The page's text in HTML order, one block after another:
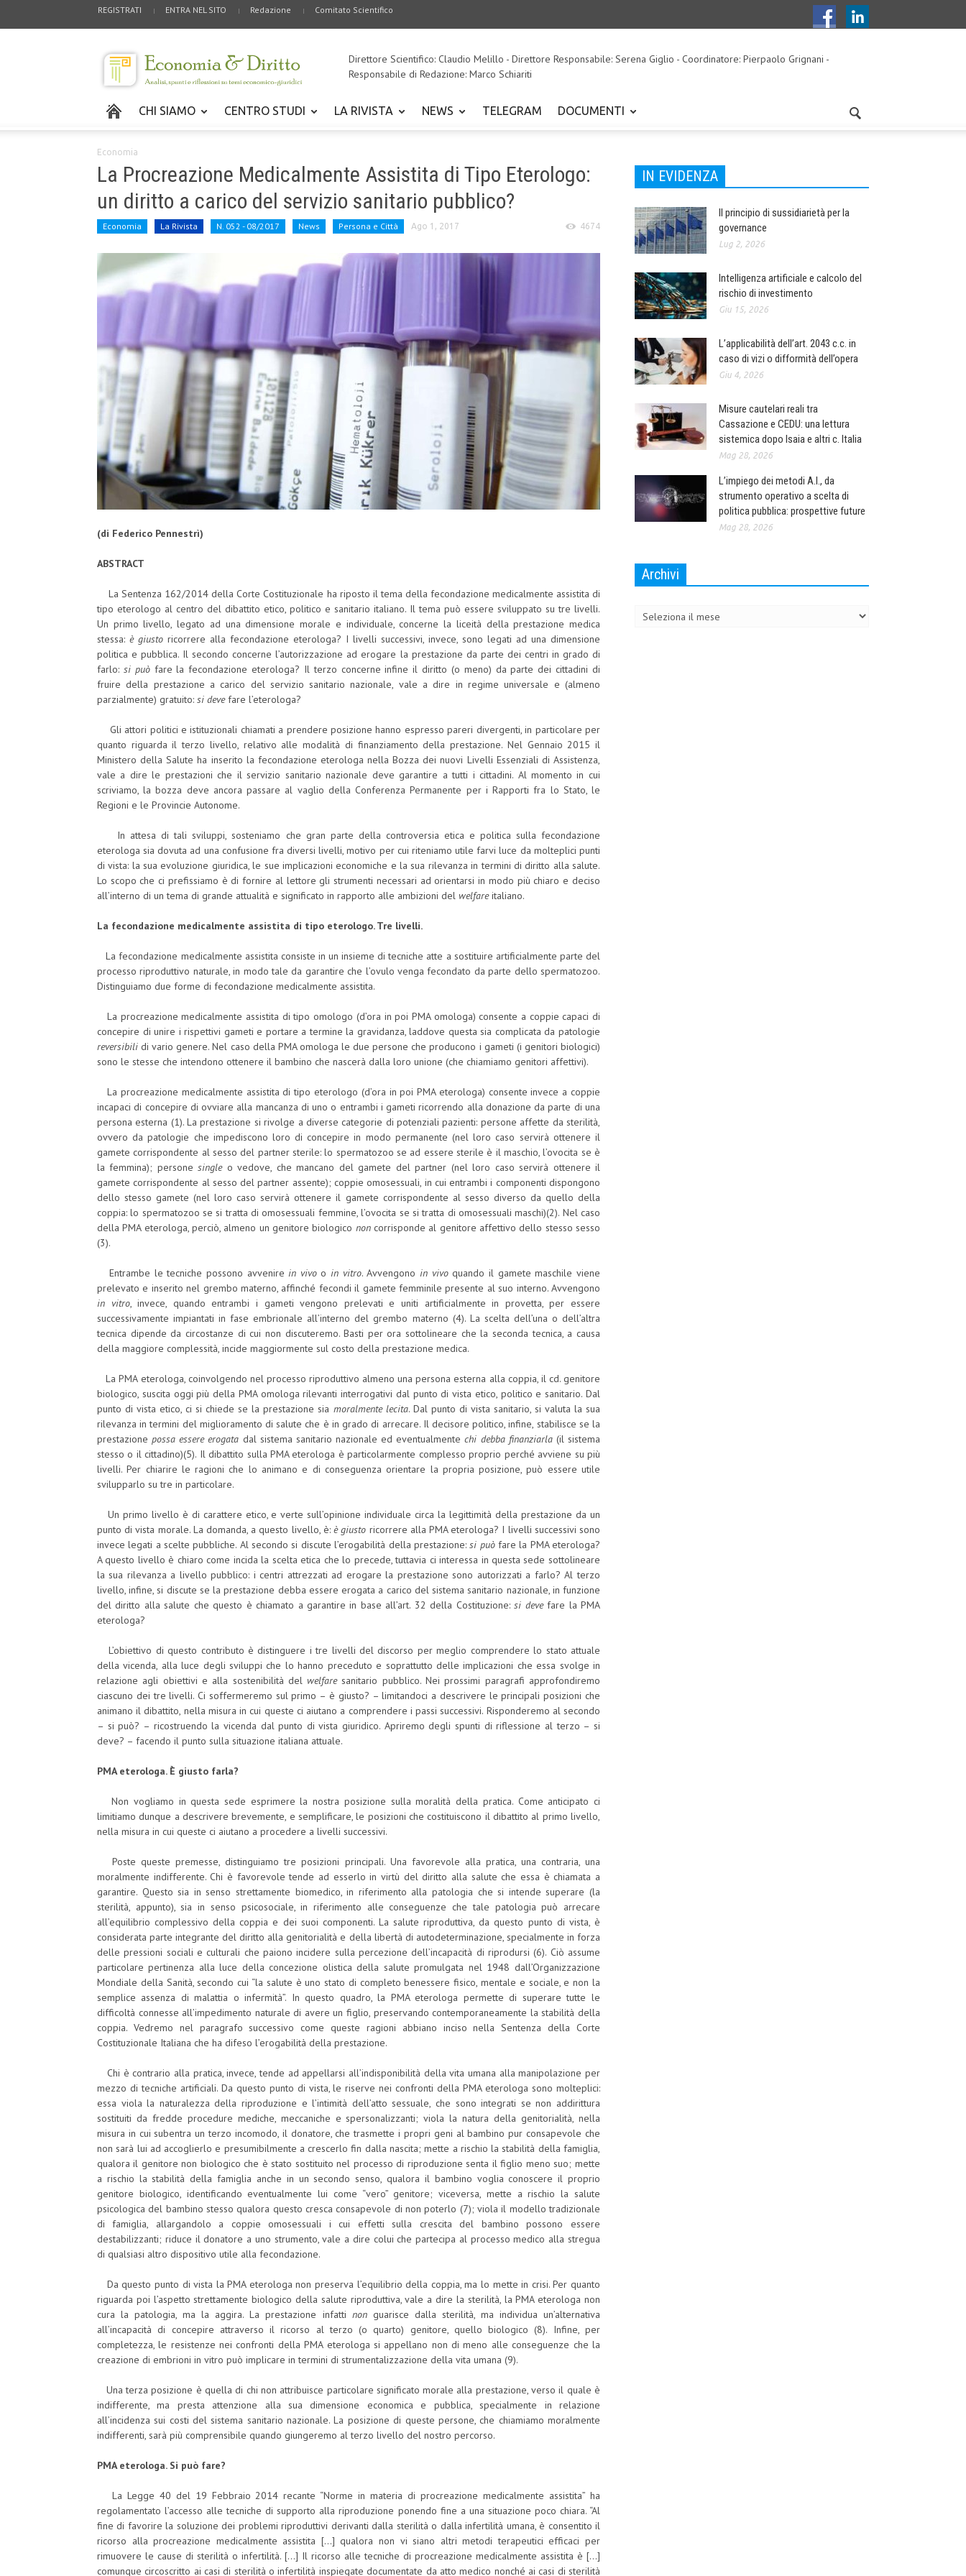
REGISTRATI ENTRA NEL SITO Redazione Comitato Scientifico
Direttore Scientifico: Claudio Melillo - Direttore Responsabile: Serena Giglio - Coordinatore: Pierpaolo Grignani -
Responsabile di Redazione: Marco Schiariti
CHI SIAMO CENTRO STUDI LA RIVISTA NEWS TELEGRAM DOCUMENTI
Economia
La Procreazione Medicalmente Assistita di Tipo Eterologo:
un diritto a carico del servizio sanitario pubblico?
Economia La Rivista N. 052 - 08/2017 News Persona e Città Ago 1, 2017 4674
(di Federico Pennestrì)
ABSTRACT
La Sentenza 162/2014 della Corte Costituzionale ha riposto il tema della fecondazione medicalmente assistita di
tipo eterologo al centro del dibattito etico, politico e sanitario italiano. Il tema può essere sviluppato su tre livelli.
Un primo livello, legato ad una dimensione morale e individuale, concerne la liceità della prestazione medica
stessa: è giusto ricorrere alla fecondazione eterologa? I livelli successivi, invece, sono legati ad una dimensione
politica e pubblica. Il secondo concerne l’autorizzazione ad erogare la prestazione da parte dei centri in grado di
farlo: si può fare la fecondazione eterologa? Il terzo concerne infine il diritto (o meno) da parte dei cittadini di
fruire della prestazione a carico del servizio sanitario nazionale, vale a dire in regime universale e (almeno
parzialmente) gratuito: si devefare l’eterologa?
Gli attori politici e istituzionali chiamati a prendere posizione hanno espresso pareri divergenti, in particolare per
quanto riguarda il terzo livello, relativo alle modalità di finanziamento della prestazione. Nel Gennaio 2015 il
Ministero della Salute ha inserito la fecondazione eterologa nella Bozza dei nuovi Livelli Essenziali di Assistenza,
vale a dire le prestazioni che il servizio sanitario nazionale deve garantire a tutti i cittadini. Al momento in cui
scriviamo, la bozza deve ancora passare al vaglio della Conferenza Permanente per i Rapporti fra lo Stato, le
Regioni e le Provincie Autonome.
In attesa di tali sviluppi, sosteniamo che gran parte della controversia etica e politica sulla fecondazione
eterologa sia dovuta ad una confusione fra diversi livelli, motivo per cui riteniamo utile farvi luce da molteplici punti
di vista: la sua evoluzione giuridica, le sue implicazioni economiche e la sua rilevanza in termini di diritto alla salute.
Lo scopo che ci prefissiamo è di fornire al lettore gli strumenti necessari ad orientarsi in modo più chiaro e deciso
all’interno di un tema di grande attualità e significato in rapporto alle ambizioni del welfareitaliano.
La fecondazione medicalmente assistita di tipo eterologo. Tre livelli.
La fecondazione medicalmente assistita consiste in un insieme di tecniche atte a sostituire artificialmente parte del
processo riproduttivo naturale, in modo tale da garantire che l’ovulo venga fecondato da parte dello spermatozoo.
Distinguiamo due forme di fecondazione medicalmente assistita.
La procreazione medicalmente assistita di tipo omologo (d’ora in poi PMA omologa) consente a coppie capaci di
concepire di unire i rispettivi gameti e portare a termine la gravidanza, laddove questa sia complicata da patologie
reversibilidi vario genere. Nel caso della PMA omologa le due persone che producono i gameti (i genitori biologici)
sono le stesse che intendono ottenere il bambino che nascerà dalla loro unione (che chiamiamo genitori affettivi).
La procreazione medicalmente assistita di tipo eterologo (d’ora in poi PMA eterologa) consente invece a coppie
incapaci di concepire di ovviare alla mancanza di uno o entrambi i gameti ricorrendo alla donazione da parte di una
persona esterna (1). La prestazione si rivolge a diverse categorie di potenziali pazienti: persone affette da sterilità,
ovvero da patologie che impediscono loro di concepire in modo permanente (nel loro caso servirà ottenere il
gamete corrispondente al sesso del partner sterile: lo spermatozoo se ad essere sterile è il maschio, l’ovocita se è
la femmina); personesingle o vedove, che mancano del gamete del partner (nel loro caso servirà ottenere il
gamete corrispondente al sesso del partner assente); coppie omosessuali, in cui entrambi i componenti dispongono
dello stesso gamete (nel loro caso servirà ottenere il gamete corrispondente al sesso diverso da quello della
coppia: lo spermatozoo se si tratta di omosessuali femmine, l’ovocita se si tratta di omosessuali maschi)(2). Nel caso
della PMA eterologa, perciò, almeno un genitore biologico non corrisponde al genitore affettivo dello stesso sesso
(3).
Entrambe le tecniche possono avvenirein vivooin vitro. Avvengonoin vivoquando il gamete maschile viene
prelevato e inserito nel grembo materno, affinché fecondi il gamete femminile presente al suo interno. Avvengono
in vitro, invece, quando entrambi i gameti vengono prelevati e uniti artificialmente in provetta, per essere
successivamente impiantati in fase embrionale all’interno del grembo materno (4). La scelta dell’una o dell’altra
tecnica dipende da circostanze di cui non discuteremo. Basti per ora sottolineare che la seconda tecnica, a causa
della maggiore complessità, incide maggiormente sul costo della prestazione medica.
La PMA eterologa, coinvolgendo nel processo riproduttivo almeno una persona esterna alla coppia, il cd. genitore
biologico, suscita oggi più della PMA omologa rilevanti interrogativi dal punto di vista etico, politico e sanitario. Dal
punto di vista etico, ci si chiede se la prestazione sia moralmente lecita. Dal punto di vista sanitario, si valuta la sua
rilevanza in termini del miglioramento di salute che è in grado di arrecare. Il decisore politico, infine, stabilisce se la
prestazionepossa essere erogata dal sistema sanitario nazionale ed eventualmentechi debba finanziarla (il sistema
stesso o il cittadino)(5). Il dibattito sulla PMA eterologa è particolarmente complesso proprio perché avviene su più
livelli. Per chiarire le ragioni che lo animano e di conseguenza orientare la propria posizione, può essere utile
svilupparlo su tre in particolare.
Un primo livello è di carattere etico, e verte sull’opinione individuale circa la legittimità della prestazione da un
punto di vista morale. La domanda, a questo livello, è:è giusto ricorrere alla PMA eterologa? I livelli successivi sono
invece legati a scelte pubbliche. Al secondo si discute l’erogabilità della prestazione:si può fare la PMA eterologa?
A questo livello è chiaro come incida la scelta etica che lo precede, tuttavia ci interessa in questa sede sottolineare
la sua rilevanza a livello pubblico: i centri attrezzati ad erogare la prestazione sono autorizzati a farlo? Al terzo
livello, infine, si discute se la prestazione debba essere erogata a carico del sistema sanitario nazionale, in funzione
del diritto alla salute che questo è chiamato a garantire in base all’art. 32 della Costituzione:si devefare la PMA
eterologa?
L’obiettivo di questo contributo è distinguere i tre livelli del discorso per meglio comprendere lo stato attuale
della vicenda, alla luce degli sviluppi che lo hanno preceduto e soprattutto delle implicazioni che essa svolge in
relazione agli obiettivi e alla sostenibilità delwelfaresanitario pubblico. Nei prossimi paragrafi approfondiremo
ciascuno dei tre livelli. Ci soffermeremo sul primo – è giusto? – limitandoci a descrivere le principali posizioni che
animano il dibattito, nella misura in cui queste ci aiutano a comprendere i passi successivi. Risponderemo al secondo
– si può? – ricostruendo la vicenda dal punto di vista giuridico. Apriremo degli spunti di riflessione al terzo – si
deve? – facendo il punto sulla situazione italiana attuale.
PMA eterologa. È giusto farla?
Non vogliamo in questa sede esprimere la nostra posizione sulla moralità della pratica. Come anticipato ci
limitiamo dunque a descrivere brevemente, e semplificare, le posizioni che costituiscono il dibattito al primo livello,
nella misura in cui queste ci aiutano a procedere a livelli successivi.
Poste queste premesse, distinguiamo tre posizioni principali. Una favorevole alla pratica, una contraria, una
moralmente indifferente. Chi è favorevole tende ad esserlo in virtù del diritto alla salute che essa è chiamata a
garantire. Questo sia in senso strettamente biomedico, in riferimento alla patologia che si intende superare (la
sterilità, appunto), sia in senso psicosociale, in riferimento alle conseguenze che tale patologia può arrecare
all’equilibrio complessivo della coppia e dei suoi componenti. La salute riproduttiva, da questo punto di vista, è
considerata parte integrante del diritto alla genitorialità e della libertà di autodeterminazione, specialmente in forza
delle pressioni sociali e culturali che paiono incidere sulla percezione dell’incapacità di riprodursi (6). Ciò assume
particolare pertinenza alla luce della concezione olistica della salute promulgata nel 1948 dall’Organizzazione
Mondiale della Sanità, secondo cui “la salute è uno stato di completo benessere fisico, mentale e sociale, e non la
semplice assenza di malattia o infermità”. In questo quadro, la PMA eterologa permette di superare tutte le
difficoltà connesse all’impedimento naturale di avere un figlio, preservando contemporaneamente la stabilità della
coppia. Vedremo nel paragrafo successivo come queste ragioni abbiano inciso nella Sentenza della Corte
Costituzionale Italiana che ha difeso l’erogabilità della prestazione.
Chi è contrario alla pratica, invece, tende ad appellarsi all’indisponibilità della vita umana alla manipolazione per
mezzo di tecniche artificiali. Da questo punto di vista, le riserve nei confronti della PMA eterologa sono molteplici:
essa viola la naturalezza della riproduzione e l’intimità dell’atto sessuale, che sono integrati se non addirittura
sostituiti da fredde procedure mediche, meccaniche e spersonalizzanti; viola la natura della genitorialità, nella
misura in cui subentra un terzo incomodo, il donatore, che trasmette i propri geni al bambino pur consapevole che
non sarà lui ad accoglierlo e presumibilmente a crescerlo fin dalla nascita; mette a rischio la stabilità della famiglia,
qualora il genitore non biologico che è stato sostituito nel processo di riproduzione senta il figlio meno suo; mette
a rischio la stabilità della famiglia anche in un secondo senso, qualora il bambino voglia conoscere il proprio
genitore biologico, identificando eventualmente lui come “vero” genitore; viceversa, mette a rischio la salute
psicologica del bambino stesso qualora questo cresca consapevole di non poterlo (7); viola il modello tradizionale
di famiglia, allargandolo a coppie omosessuali i cui effetti sulla crescita del bambino possono essere
destabilizzanti; riduce il donatore a uno strumento, vale a dire colui che partecipa al processo medico alla stregua
di qualsiasi altro dispositivo utile alla fecondazione.
Da questo punto di vista la PMA eterologa non preserva l’equilibrio della coppia, ma lo mette in crisi. Per quanto
riguarda poi l’aspetto strettamente biologico della salute riproduttiva, vale a dire la sterilità, la PMA eterologa non
cura la patologia, ma la aggira. La prestazione infatti non guarisce dalla sterilità, ma individua un’alternativa
all’incapacità di concepire attraverso il ricorso al terzo (o quarto) genitore, quello biologico (8). Infine, per
completezza, le resistenze nei confronti della PMA eterologa si appellano non di meno alle conseguenze che la
creazione di embrioni in vitro può implicare in termini di strumentalizzazione della vita umana (9).
Una terza posizione è quella di chi non attribuisce particolare significato morale alla prestazione, verso il quale è
indifferente, ma presta attenzione alla sua dimensione economica e pubblica, specialmente in relazione
all’incidenza sui costi del sistema sanitario nazionale. La posizione di queste persone, che chiamiamo moralmente
indifferenti, sarà più comprensibile quando giungeremo al terzo livello del nostro percorso.
PMA eterologa. Si può fare?
La Legge 40 del 19 Febbraio 2014 recante “Norme in materia di procreazione medicalmente assistita” ha
regolamentato l’accesso alle tecniche di supporto alla riproduzione ponendo fine a una situazione poco chiara. “Al
fine di favorire la soluzione dei problemi riproduttivi derivanti dalla sterilità o dalla infertilità umana, è consentito il
ricorso alla procreazione medicalmente assistita […] qualora non vi siano altri metodi terapeutici efficaci per
rimuovere le cause di sterilità o infertilità. […] Il ricorso alle tecniche di procreazione medicalmente assistita è […]
comunque circoscritto ai casi di sterilità o infertilità inspiegate documentate da atto medico nonché ai casi di sterilità
IN EVIDENZA
Il principio di sussidiarietà per la
governance
Lug 2, 2026
Intelligenza artificiale e calcolo del
rischio di investimento
Giu 15, 2026
L’applicabilità dell’art. 2043 c.c. in
caso di vizi o difformità dell’opera
Giu 4, 2026
Misure cautelari reali tra
Cassazione e CEDU: una lettura
sistemica dopo Isaia e altri c. Italia
Mag 28, 2026
L’impiego dei metodi A.I., da
strumento operativo a scelta di
politica pubblica: prospettive future
Mag 28, 2026
Archivi